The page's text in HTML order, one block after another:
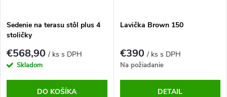
t
o
v
k
t
o
v
Sedenie na terasu stôl plus 4
stoličky
€568,90/ ks s DPH
Skladom
DO KOŠÍKA
Lavička Brown 150
€390/ ks s DPH
Na požiadanie
DETAIL